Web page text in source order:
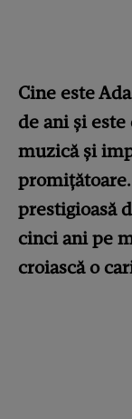
Cine este
de ani și
muzică și
prestigioasă
cinci ani pe
croiască o